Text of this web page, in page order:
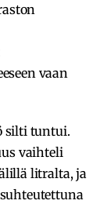
vaan
silti tuntui.
vaihteli
litralta, ja